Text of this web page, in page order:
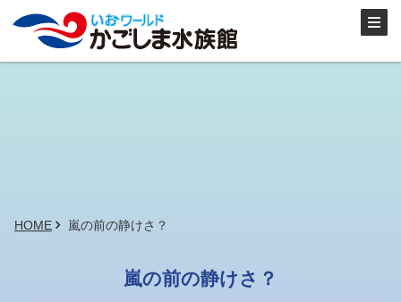
HOME 嵐の前の静けさ？
嵐の前の静けさ？